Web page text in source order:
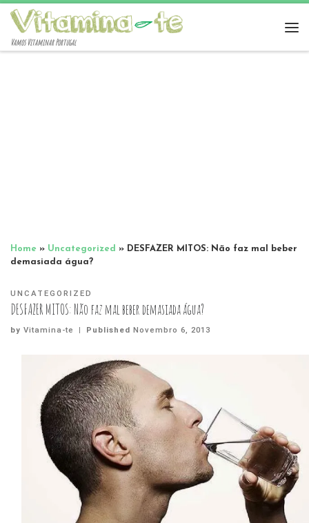
Vamos Vitaminar Portugal
Home » Uncategorized » DESFAZER MITOS: Não faz mal beber
demasiada água?
UNCATEGORIZED
DESFAZER MITOS: Não faz mal beber demasiada água?
by Vitamina-te | PublishedNovembro 6, 2013